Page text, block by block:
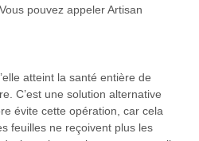
pouvez appeler Artisan
atteint la santé entière de
C’est une solution alternative
évite cette opération, car cela
feuilles ne reçoivent plus les